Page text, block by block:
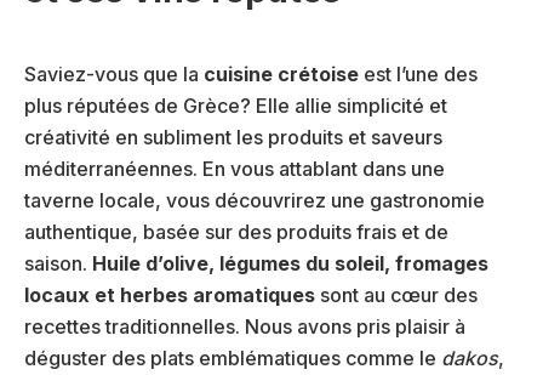
)r
Saviez-vous que la cuisine crétoise est l’une des
plus réputées de Grèce? Elle allie simplicité et
créativité en subliment les produits et saveurs
méditerranéennes. En vous attablant dans une
taverne locale, vous découvrirez une gastronomie
authentique, basée sur des produits frais et de
saison. Huile d’olive, légumes du soleil, fromages
locaux et herbes aromatiques sont au cœur des
recettes traditionnelles. Nous avons pris plaisir à
déguster des plats emblématiques comme le dakos,